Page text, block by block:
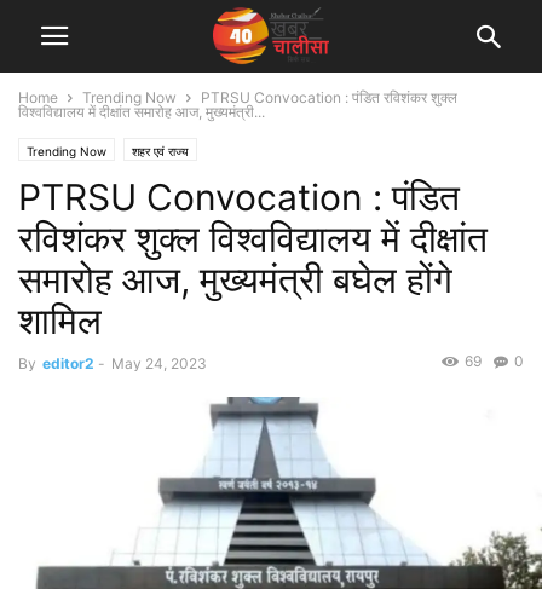
Home Trending Now
PTRSU Convocation : पंडित रविशंकर शुक्ल
विश्वविद्यालय में दीक्षांत समारोह आज, मुख्यमंत्री...
Trending Now शहर एवं राज्य
PTRSU Convocation : पंडित
रविशंकर शुक्ल विश्वविद्यालय में दीक्षांत
समारोह आज, मुख्यमंत्री बघेल होंगे
शामिल
By editor2 - May 24, 2023 0
69